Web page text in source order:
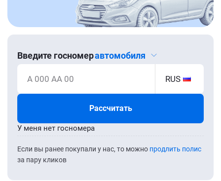
Введите госномеравтомобиля
А 000 АА 00 RUS
Рассчитать
Если вы ранее покупали у нас, то можно продлить полис
за пару кликов
У меня нет госномера